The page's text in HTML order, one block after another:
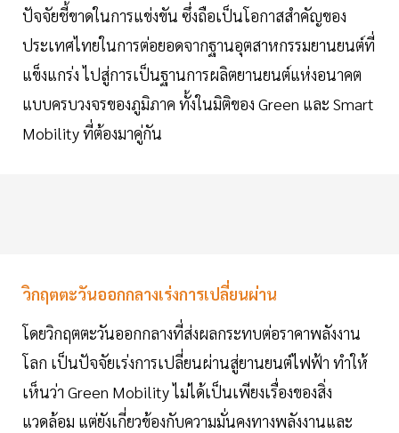
ปัจจัยชี้ขาดในการแข่งขัน ซึ่งถือเป็นโอกาสสำคัญของ
ประเทศไทยในการต่อยอดจากฐานอุตสาหกรรมยานยนต์ที่
แข็งแกร่ง ไปสู่การเป็นฐานการผลิตยานยนต์แห่งอนาคต
แบบครบวงจรของภูมิภาค ทั้งในมิติของ Green และ Smart
Mobility ที่ต้องมาคู่กัน
วิกฤตตะวันออกกลางเร่งการเปลี่ยนผ่าน
โดยวิกฤตตะวันออกกลางที่ส่งผลกระทบต่อราคาพลังงาน
โลก เป็นปัจจัยเร่งการเปลี่ยนผ่านสู่ยานยนต์ไฟฟ้า ทำให้
เห็นว่า Green Mobility ไม่ได้เป็นเพียงเรื่องของสิ่ง
แวดล้อม แต่ยังเกี่ยวข้องกับความมั่นคงทางพลังงานและ